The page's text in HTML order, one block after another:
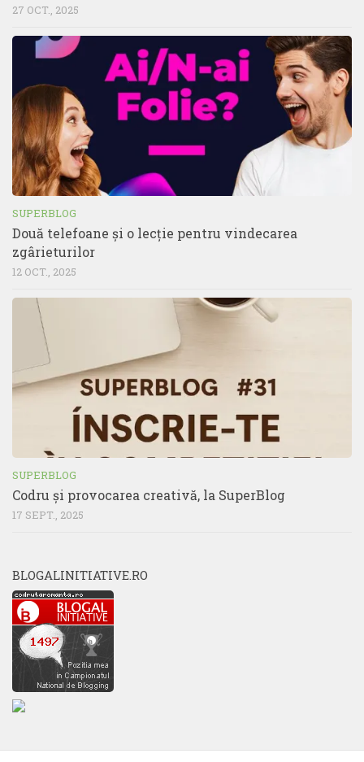
27 OCT., 2025
SUPERBLOG
Două telefoane și o lecție pentru vindecarea
zgârieturilor
12 OCT., 2025
SUPERBLOG
Codru și provocarea creativă, la SuperBlog
17 SEPT., 2025
BLOGALINITIATIVE.RO